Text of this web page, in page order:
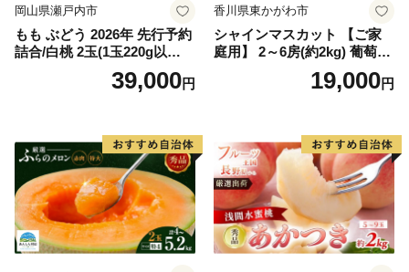
岡山県瀬戸内市
もも ぶどう 2026年 先行予約
詰合/白桃 2玉(1玉220g以
上)・シャインマスカット 晴
39,000円
香川県東かがわ市
シャインマスカット 【ご家
庭用】 2～6房(約2kg) 葡萄 ぶ
どう ブドウ フルーツ 果物 く
だもの 果実 旬の果物 旬のフ
19,000円